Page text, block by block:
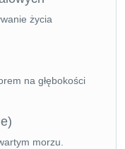
życia
na głębokości
morzu.